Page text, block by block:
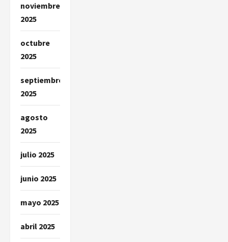
noviembre
2025
octubre
2025
septiembre
2025
agosto
2025
julio 2025
junio 2025
mayo 2025
abril 2025